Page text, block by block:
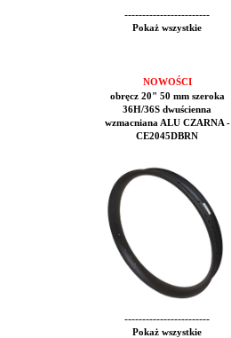
------------------------
Pokaż wszystkie
NOWOŚCI
obręcz 20" 50 mm szeroka
36H/36S dwuścienna
wzmacniana ALU CZARNA -
CE2045DBRN
------------------------
Pokaż wszystkie